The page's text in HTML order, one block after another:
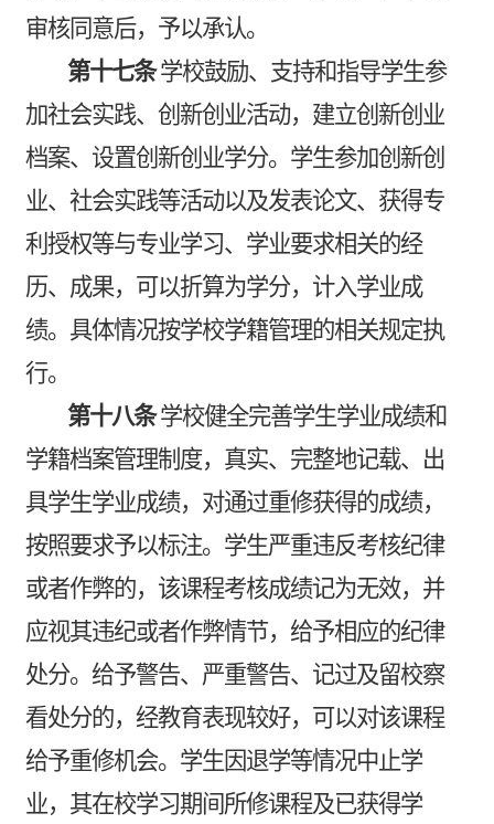
审核同意后，予以承认。
第十七条 学校鼓励、支持和指导学生参
加社会实践、创新创业活动，建立创新创业
档案、设置创新创业学分。学生参加创新创
业、社会实践等活动以及发表论文、获得专
利授权等与专业学习、学业要求相关的经
历、成果，可以折算为学分，计入学业成
绩。具体情况按学校学籍管理的相关规定执
行。
第十八条 学校健全完善学生学业成绩和
学籍档案管理制度，真实、完整地记载、出
具学生学业成绩，对通过重修获得的成绩，
按照要求予以标注。学生严重违反考核纪律
或者作弊的，该课程考核成绩记为无效，并
应视其违纪或者作弊情节，给予相应的纪律
处分。给予警告、严重警告、记过及留校察
看处分的，经教育表现较好，可以对该课程
给予重修机会。学生因退学等情况中止学
业，其在校学习期间所修课程及已获得学